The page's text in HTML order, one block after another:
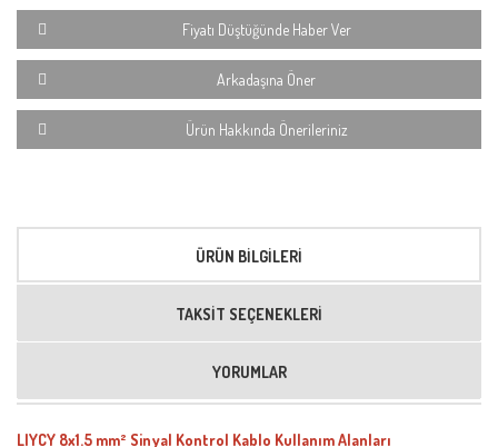
Fiyatı Düştüğünde Haber Ver
Arkadaşına Öner
Ürün Hakkında Önerileriniz
ÜRÜN BILGILERI
TAKSIT SEÇENEKLERI
YORUMLAR
LIYCY 8x1.5 mm² Sinyal Kontrol Kablo Kullanım Alanları